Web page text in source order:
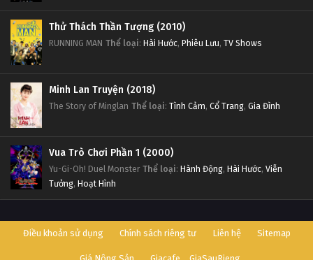
Thử Thách Thần Tượng (2010)
RUNNING MAN Thể loại: Hài Hước, Phiêu Lưu, TV Shows
Minh Lan Truyện (2018)
The Story of Minglan Thể loại: Tình Cảm, Cổ Trang, Gia Đình
Vua Trò Chơi Phần 1 (2000)
Yu-Gi-Oh! Duel Monster Thể loại: Hành Động, Hài Hước, Viễn
Tưởng, Hoạt Hình
Điều khoản sử dụng Chính sách riêng tư Liên hệ Sitemap